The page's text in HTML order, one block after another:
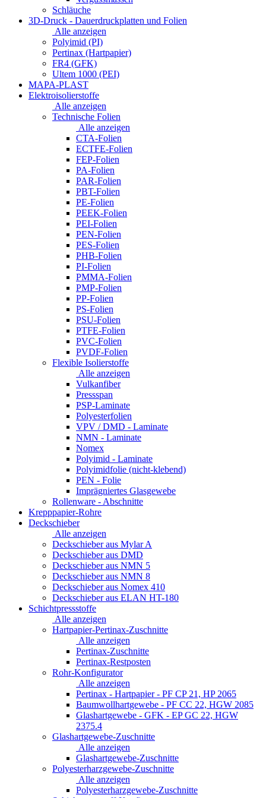
Schläuche
3D-Druck - Dauerdruckplatten und Folien
Alle anzeigen
Polyimid (PI)
Pertinax (Hartpapier)
FR4 (GFK)
Ultem 1000 (PEI)
MAPA-PLAST
Elektroisolierstoffe
Alle anzeigen
Technische Folien
Alle anzeigen
CTA-Folien
ECTFE-Folien
FEP-Folien
PA-Folien
PAR-Folien
PBT-Folien
PE-Folien
PEEK-Folien
PEI-Folien
PEN-Folien
PES-Folien
PHB-Folien
PI-Folien
PMMA-Folien
PMP-Folien
PP-Folien
PS-Folien
PSU-Folien
PTFE-Folien
PVC-Folien
PVDF-Folien
Flexible Isolierstoffe
Alle anzeigen
Vulkanfiber
Pressspan
PSP-Laminate
Polyesterfolien
VPV / DMD - Laminate
NMN - Laminate
Nomex
Polyimid - Laminate
Polyimidfolie (nicht-klebend)
PEN - Folie
Imprägniertes Glasgewebe
Rollenware - Abschnitte
Krepppapier-Rohre
Deckschieber
Alle anzeigen
Deckschieber aus Mylar A
Deckschieber aus DMD
Deckschieber aus NMN 5
Deckschieber aus NMN 8
Deckschieber aus Nomex 410
Deckschieber aus ELAN HT-180
Schichtpressstoffe
Alle anzeigen
Hartpapier-Pertinax-Zuschnitte
Alle anzeigen
Pertinax-Zuschnitte
Pertinax-Restposten
Rohr-Konfigurator
Alle anzeigen
Pertinax - Hartpapier - PF CP 21, HP 2065
Baumwollhartgewebe - PF CC 22, HGW 2085
Glashartgewebe - GFK - EP GC 22, HGW
2375.4
Glashartgewebe-Zuschnitte
Alle anzeigen
Glashartgewebe-Zuschnitte
Polyesterharzgewebe-Zuschnitte
Alle anzeigen
Polyesterharzgewebe-Zuschnitte